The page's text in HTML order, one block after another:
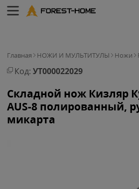
Главная НОЖИ И МУЛЬТИТУЛЫ Ножи
Код: УТ000022029
Складной нож Кизляр
AUS-8 полированный,
микарта